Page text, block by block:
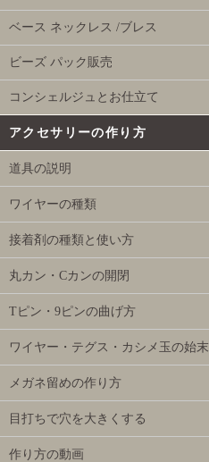
ベース ネックレス /ブレス
ビーズ パック販売
コンシェルジュとお仕立て
アクセサリーの作り方
道具の説明
ワイヤーの種類
接着剤の種類と使い方
丸カン・Cカンの開閉
Tピン・9ピンの曲げ方
ワイヤー・テグス・カシメ玉の始末
メガネ留めの作り方
目打ちで穴を大きくする
作り方の動画